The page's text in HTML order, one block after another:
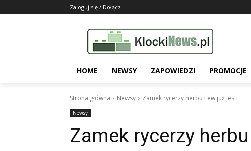
Zaloguj się / Dołącz
HOME NEWSY ZAPOWIEDZI PROMOCJE
Strona główna Newsy Zamek rycerzy herbu Lew już jest!
Newsy
Zamek rycerzy